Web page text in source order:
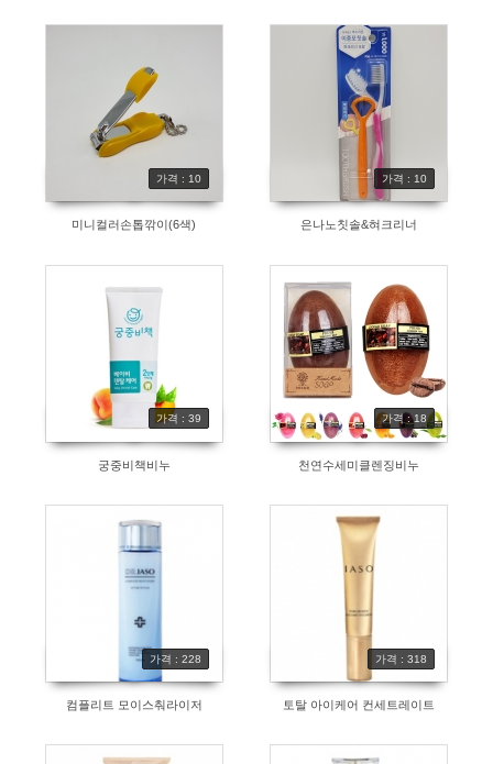
가격 : 10
미니컬러손톱깎이(6색)
가격 : 10
은나노칫솔&혀크리너
가격 : 39
궁중비책비누
가격 : 18
천연수세미클렌징비누
가격 : 228
컴플리트 모이스춰라이저
가격 : 318
토탈 아이케어 컨세트레이트